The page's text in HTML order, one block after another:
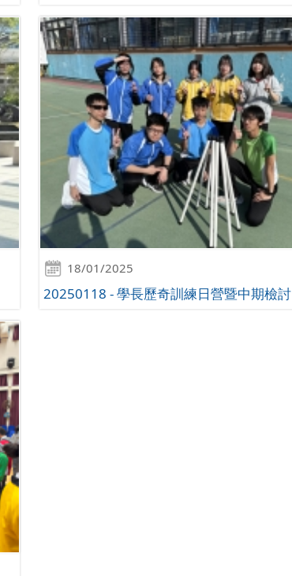
18/01/2025
20250118 - 學長歷奇訓練日營暨中期檢討